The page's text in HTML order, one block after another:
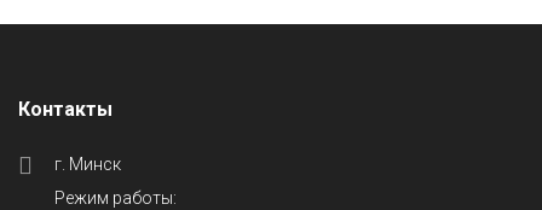
Контакты
г. Минск
Режим работы: